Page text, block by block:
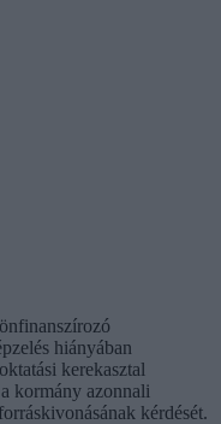
hiányában
kerekasztal
kormány azonnali
kérdését.